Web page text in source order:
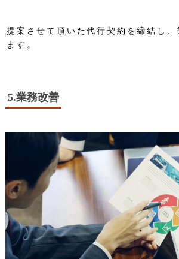
提案させて頂いた代行契約を締結し、
ます。
5.業務改善